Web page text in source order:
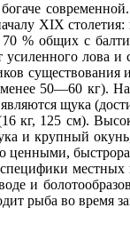
XIX
% общих с
лова
существования
менее 50—60 кг).
щука
(16 кг, 125 см).
и крупный
ценными,
и
рыба во время